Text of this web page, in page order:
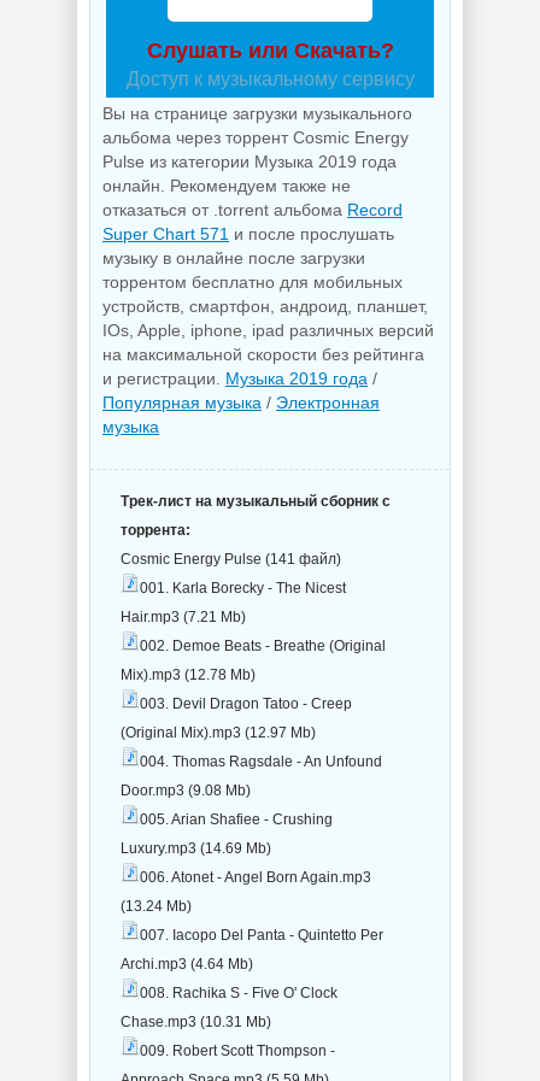
Слушать или Скачать?
Доступ к музыкальному сервису
Вы на странице загрузки музыкального
альбома через торрент Cosmic Energy
Pulse из категории Музыка 2019 года
онлайн. Рекомендуем также не
отказаться от .torrent альбома Record
Super Chart 571 и после прослушать
музыку в онлайне после загрузки
торрентом бесплатно для мобильных
устройств, смартфон, андроид, планшет,
IOs, Apple, iphone, ipad различных версий
на максимальной скорости без рейтинга
и регистрации. Музыка 2019 года /
Популярная музыка / Электронная
музыка
Трек-лист на музыкальный сборник с
торрента:
Cosmic Energy Pulse (141 файл)
001. Karla Borecky - The Nicest
Hair.mp3 (7.21 Mb)
002. Demoe Beats - Breathe (Original
Mix).mp3 (12.78 Mb)
003. Devil Dragon Tatoo - Creep
(Original Mix).mp3 (12.97 Mb)
004. Thomas Ragsdale - An Unfound
Door.mp3 (9.08 Mb)
005. Arian Shafiee - Crushing
Luxury.mp3 (14.69 Mb)
006. Atonet - Angel Born Again.mp3
(13.24 Mb)
007. Iacopo Del Panta - Quintetto Per
Archi.mp3 (4.64 Mb)
008. Rachika S - Five O' Clock
Chase.mp3 (10.31 Mb)
009. Robert Scott Thompson -